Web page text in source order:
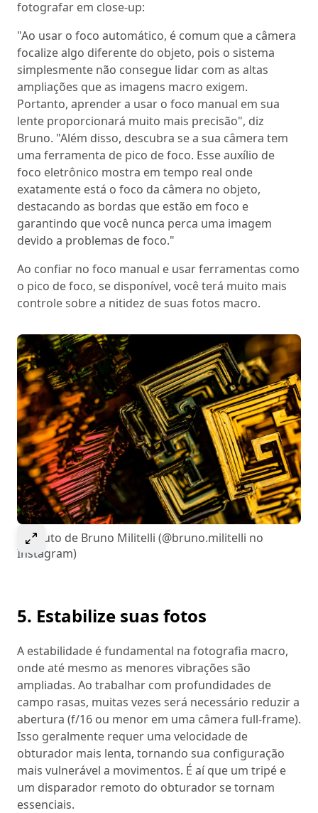
fotografar em close-up:
"Ao usar o foco automático, é comum que a câmera
focalize algo diferente do objeto, pois o sistema
simplesmente não consegue lidar com as altas
ampliações que as imagens macro exigem.
Portanto, aprender a usar o foco manual em sua
lente proporcionará muito mais precisão", diz
Bruno. "Além disso, descubra se a sua câmera tem
uma ferramenta de pico de foco. Esse auxílio de
foco eletrônico mostra em tempo real onde
exatamente está o foco da câmera no objeto,
destacando as bordas que estão em foco e
garantindo que você nunca perca uma imagem
devido a problemas de foco."
Ao confiar no foco manual e usar ferramentas como
o pico de foco, se disponível, você terá muito mais
controle sobre a nitidez de suas fotos macro.
Select to expand image
Bismuto de Bruno Militelli (@bruno.militelli no
Instagram)
5. Estabilize suas fotos
A estabilidade é fundamental na fotografia macro,
onde até mesmo as menores vibrações são
ampliadas. Ao trabalhar com profundidades de
campo rasas, muitas vezes será necessário reduzir a
abertura (f/16 ou menor em uma câmera full-frame).
Isso geralmente requer uma velocidade de
obturador mais lenta, tornando sua configuração
mais vulnerável a movimentos. É aí que um tripé e
um disparador remoto do obturador se tornam
essenciais.